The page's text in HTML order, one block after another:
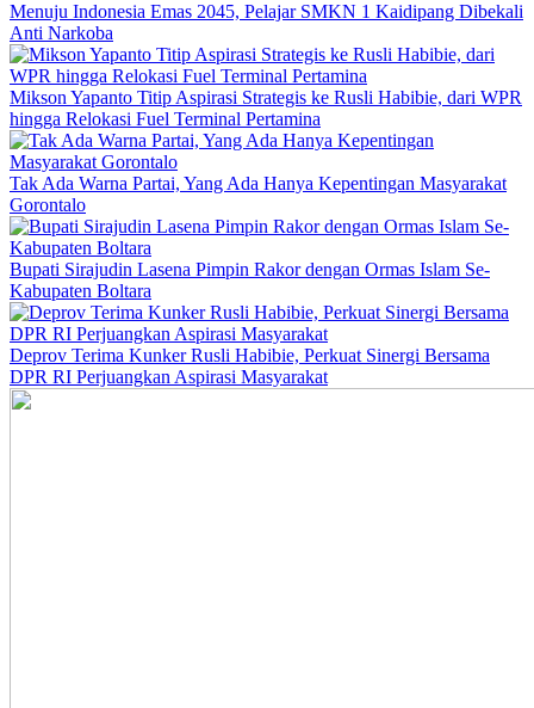
Menuju Indonesia Emas 2045, Pelajar SMKN 1 Kaidipang Dibekali
Anti Narkoba
Mikson Yapanto Titip Aspirasi Strategis ke Rusli Habibie, dari WPR
hingga Relokasi Fuel Terminal Pertamina
Tak Ada Warna Partai, Yang Ada Hanya Kepentingan Masyarakat
Gorontalo
Bupati Sirajudin Lasena Pimpin Rakor dengan Ormas Islam Se-
Kabupaten Boltara
Deprov Terima Kunker Rusli Habibie, Perkuat Sinergi Bersama
DPR RI Perjuangkan Aspirasi Masyarakat